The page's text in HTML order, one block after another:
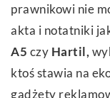
prawnikowi nie
akta i notatniki
A5 czy Hartil,
ktoś stawia na
gadżety